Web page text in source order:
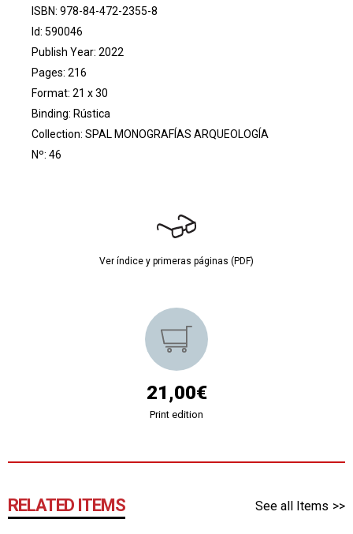
ISBN: 978-84-472-2355-8
Id: 590046
Publish Year: 2022
Pages: 216
Format: 21 x 30
Binding: Rústica
Collection: SPAL MONOGRAFÍAS ARQUEOLOGÍA
Nº: 46
Ver índice y primeras páginas (PDF)
21,00€
Print edition
RELATED ITEMS See all Items